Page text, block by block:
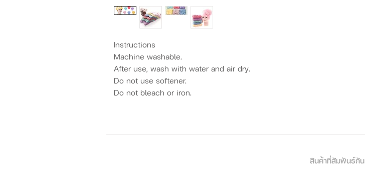
Instructions
Machine washable.
After use, wash with water and air dry.
Do not use softener.
Do not bleach or iron.
สินค้าที่สัมพันธ์กัน